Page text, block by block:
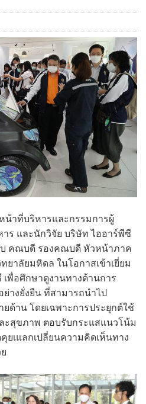
น้าที่บริหารและกรรมการผู้
ร และนักวิจัย บริษัท ไออาร์พีซี
บ คณบดี รองคณบดี หัวหน้าภาค
ยาลัยมหิดล ในโอกาสเข้าเยี่ยม
พื่อศึกษาดูงานทางด้านการ
างยั่งยืน ที่สามารถนำไป
ด้าน โดยเฉพาะการประยุกต์ใช้
ะสุขภาพ ตอบรับกระแสแนวโน้ม
ยเแลกเปลี่ยนความคิดเห็นทาง